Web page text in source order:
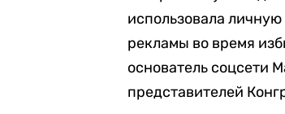
использовала
рекламы во время
основатель соцсети
представителей